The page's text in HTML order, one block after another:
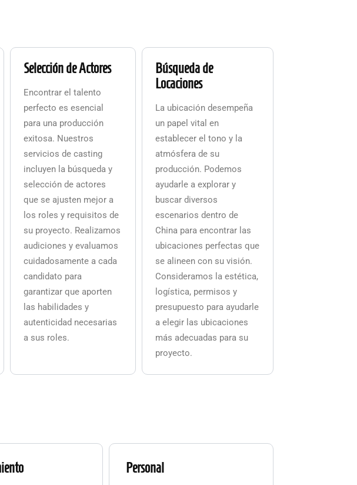
Selección de Actores
Encontrar el talento
perfecto es esencial
para una producción
exitosa. Nuestros
servicios de casting
incluyen la búsqueda y
selección de actores
que se ajusten mejor a
los roles y requisitos de
su proyecto. Realizamos
audiciones y evaluamos
cuidadosamente a cada
candidato para
garantizar que aporten
las habilidades y
autenticidad necesarias
a sus roles.
Búsqueda de
Locaciones
La ubicación desempeña
un papel vital en
establecer el tono y la
atmósfera de su
producción. Podemos
ayudarle a explorar y
buscar diversos
escenarios dentro de
China para encontrar las
ubicaciones perfectas que
se alineen con su visión.
Consideramos la estética,
logística, permisos y
presupuesto para ayudarle
a elegir las ubicaciones
más adecuadas para su
proyecto.
Personal